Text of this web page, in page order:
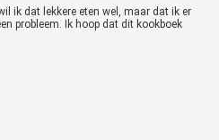
ik dat lekkere eten wel, maar dat ik er
probleem. Ik hoop dat dit kookboek